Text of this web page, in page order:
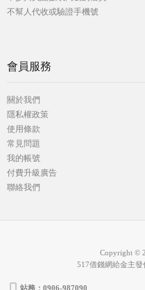
不幫人代收或驗證手機號
會員服務
關於我們
隱私權政策
使用條款
常見問題
我的帳號
付費升級廣告
聯絡我們
Copyright ©
517借錢網給金主
站務：0906-987090